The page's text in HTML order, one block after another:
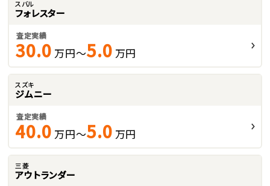
スバル
フォレスター
査定実績
30.0 万円～5.0 万円
スズキ
ジムニー
査定実績
40.0 万円～5.0 万円
三菱
アウトランダー